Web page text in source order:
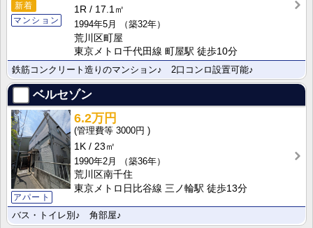
新着
マンション
1R
17.1㎡
1994年5月
（築32年）
荒川区町屋
東京メトロ千代田線 町屋駅 徒歩10分
鉄筋コンクリート造りのマンション♪ 2口コンロ設置可能♪
ベルセゾン
アパート
6.2万円
3000円
1K
23㎡
1990年2月
（築36年）
荒川区南千住
東京メトロ日比谷線 三ノ輪駅 徒歩13分
バス・トイレ別♪ 角部屋♪